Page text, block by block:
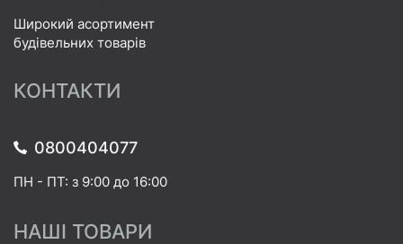
Широкий асортимент
будівельних товарів
КОНТАКТИ
0800404077
ПН - ПТ: з 9:00 до 16:00
НАШІ ТОВАРИ